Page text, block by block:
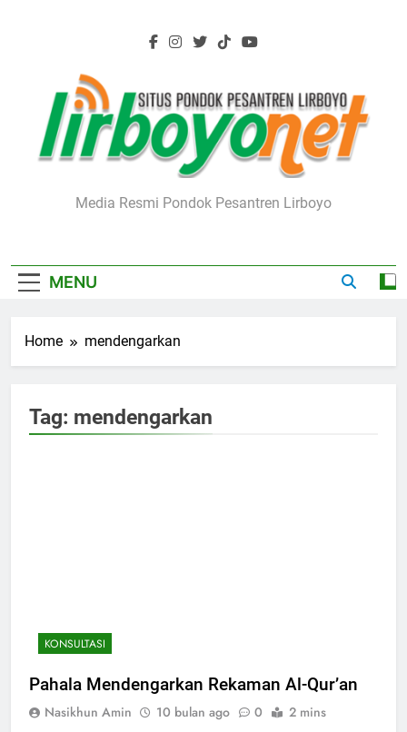
Lirboyo.net
Media Resmi Pondok Pesantren Lirboyo
MENU
Home mendengarkan
Khutbah Idul Fitri di Rumah
KHUTBAH
Tag: mendengarkan
KONSULTASI
Pahala Mendengarkan Rekaman Al-Qur’an
Nasikhun Amin 10 bulan ago 0 2 mins